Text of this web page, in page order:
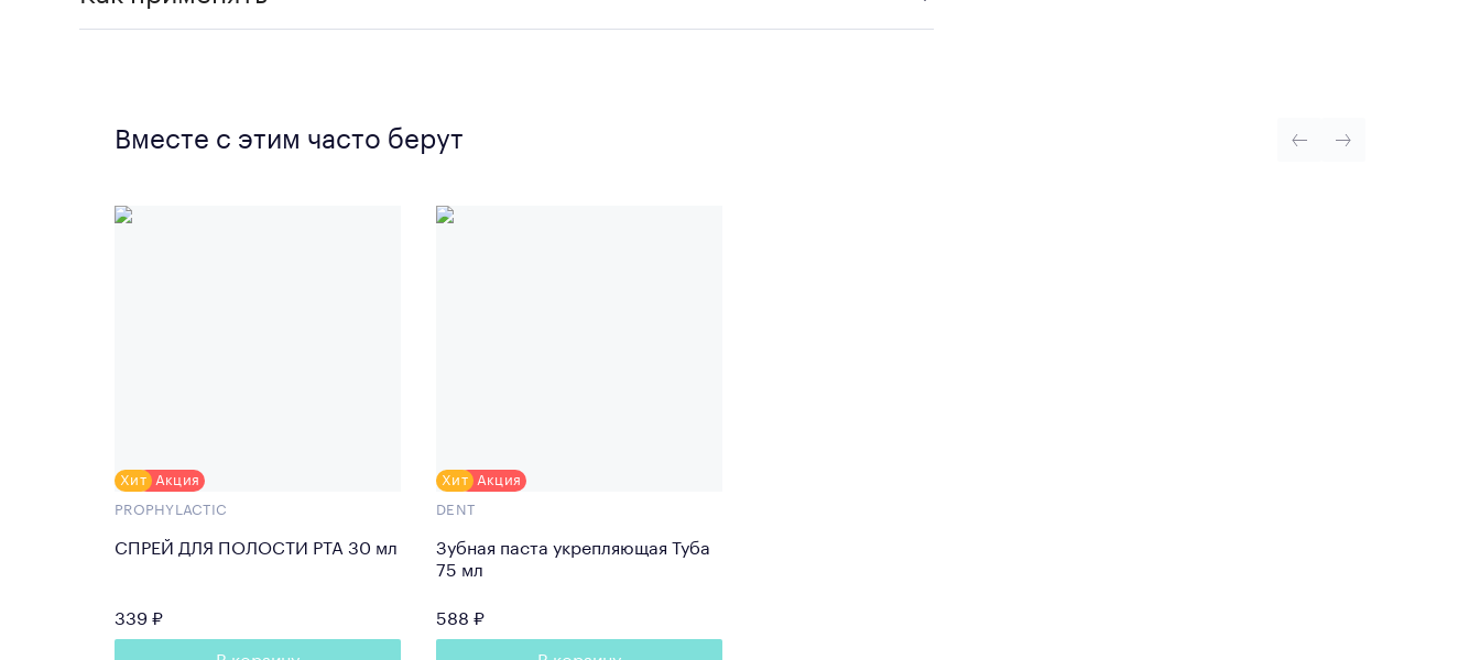
Вместе с этим часто берут
Хит Акция
PROPHYLACTIC
СПРЕЙ ДЛЯ ПОЛОСТИ РТА 30 мл
339 ₽
Хит Акция
DENT
Зубная паста укрепляющая Туба
75 мл
588 ₽